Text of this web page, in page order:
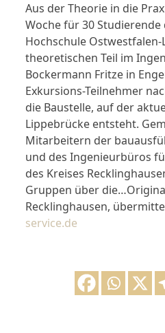
Aus der Theorie in die
Woche für 30 Studierende
Hochschule Ostwestfalen-
theoretischen Teil im
Bockermann Fritze in
Exkursions-Teilnehmer
die Baustelle, auf der
Lippebrücke entsteht.
Mitarbeitern der
und des Ingenieurbüros
des Kreises
Gruppen über
Recklinghausen,
service.de